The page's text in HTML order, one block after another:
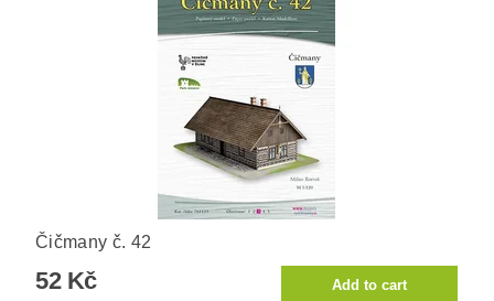
Čičmany č. 42
52 Kč